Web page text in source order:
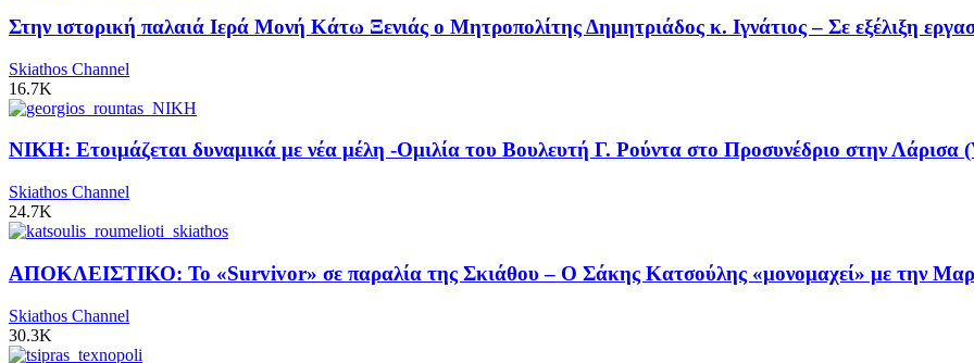
Στην ιστορική παλαιά Ιερά Μονή Κάτω Ξενιάς ο Μητροπολίτης Δημητριάδος κ. Ιγνάτιος – Σε εξέλιξη
Skiathos Channel
16.7K
ΝΙΚΗ: Ετοιμάζεται δυναμικά με νέα μέλη -Ομιλία του Βουλευτή Γ. Ρούντα στο Προσυνέδριο στην Λάρισα
Skiathos Channel
24.7K
ΑΠΟΚΛΕΙΣΤΙΚΟ: Το «Survivor» σε παραλία της Σκιάθου – Ο Σάκης Κατσούλης «μονομαχεί» με την
Skiathos Channel
30.3K